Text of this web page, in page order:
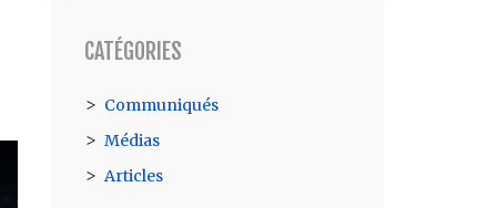
CATÉGORIES
Communiqués
Médias
Articles